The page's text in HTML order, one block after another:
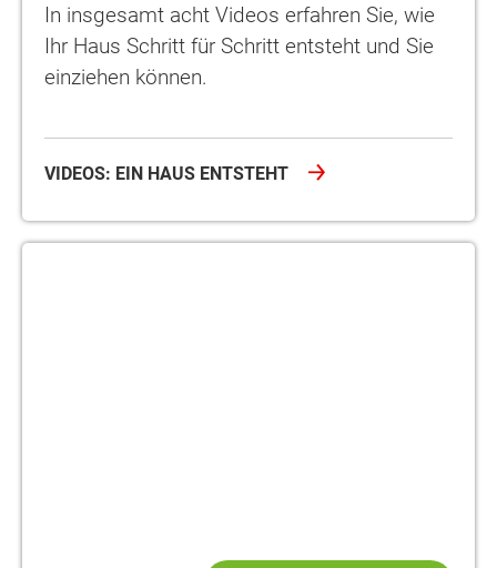
In insgesamt acht Videos erfahren Sie, wie
Ihr Haus Schritt für Schritt entsteht und Sie
einziehen können.
VIDEOS: EIN HAUS ENTSTEHT